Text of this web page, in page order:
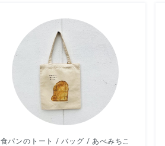
食パンのトート / バッグ / あべみちこ